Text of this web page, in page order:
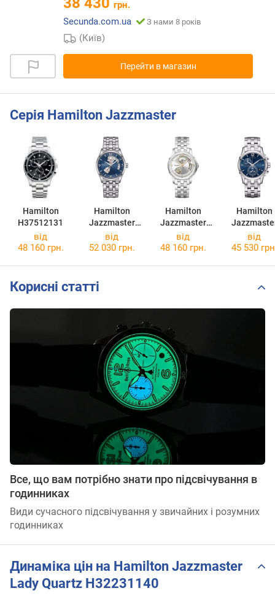
грн.
Secunda.com.ua
З нами 8 років
(Київ)
Перейти в магазин
Серія Hamilton Jazzmaster
Hamilton
H37512131
Hamilton
Jazzmaster
Open Heart
H32705141
Hamilton
Jazzmaster
Open Heart
H32565155
Hamilton
Chrono
від
48 160 грн.
від
52 030 грн.
від
48 160 грн.
від
45 530
Корисні статті
Все, що вам потрібно знати про підсвічування в
годинниках
Види сучасного підсвічування у звичайних і розумних
годинниках
Динаміка цін на Hamilton Jazzmaster
Lady Quartz H32231140